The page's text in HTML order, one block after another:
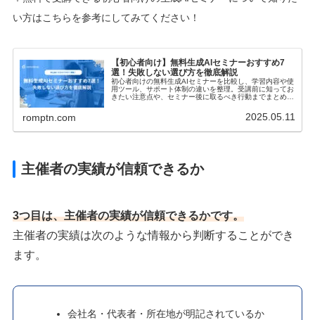
い方はこちらを参考にしてみてください！
【初心者向け】無料生成AIセミナーおすすめ7
選！失敗しない選び方を徹底解説
初心者向けの無料生成AIセミナーを比較し、学習内容や使
用ツール、サポート体制の違いを整理。受講前に知ってお
きたい注意点や、セミナー後に取るべき行動までまとめて
romptn.com 2025.05.11
主催者の実績が信頼できるか
3つ目は、主催者の実績が信頼できるかです。
主催者の実績は次のような情報から判断することができ
ます。
会社名・代表者・所在地が明記されているか